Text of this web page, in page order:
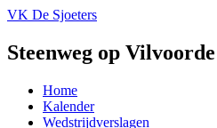
VK De Sjoeters
Steenweg op
Home
Kalender
Wedstrijdverslagen